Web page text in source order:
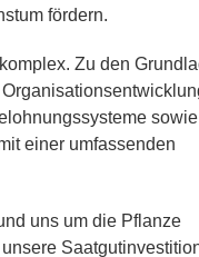
fördern.
Zu den
sowie
einer umfassenden
uns um die Pflanze